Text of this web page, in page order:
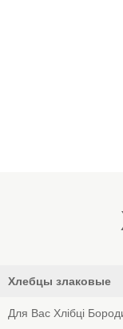
Хлебцы злаковые
Для Вас Хлібці